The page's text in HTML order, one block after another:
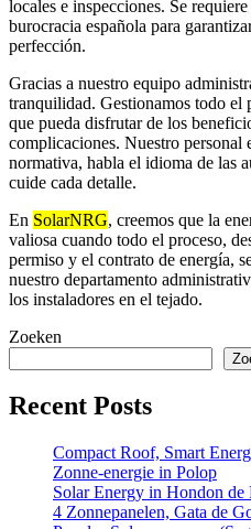
locales e inspecciones. Se
burocracia española para
perfección.
Gracias a nuestro equipo
tranquilidad. Gestionamos todo el
que pueda disfrutar de los
complicaciones. Nuestro personal
normativa, habla el idioma de las
cuide cada detalle.
En SolarNRG, creemos que la
valiosa cuando todo el proceso,
permiso y el contrato de energía,
nuestro departamento
los instaladores en el tejado.
Zoeken
Recent Posts
Compact Roof, Smart
Zonne-energie in Polop
Solar Energy in Hondon de
4 Zonnepanelen, Gata de